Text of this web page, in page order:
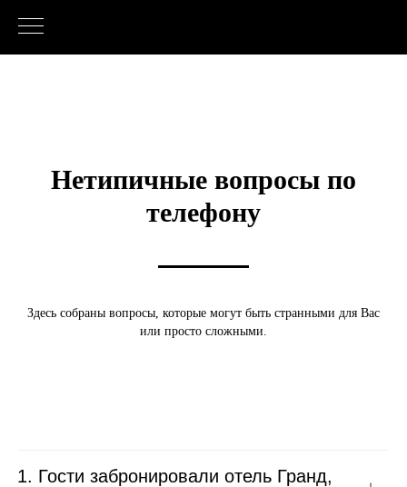
Нетипичные вопросы по
телефону
Здесь собраны вопросы, которые могут быть странными для Вас
или просто сложными.
Гости забронировали отель Гранд,